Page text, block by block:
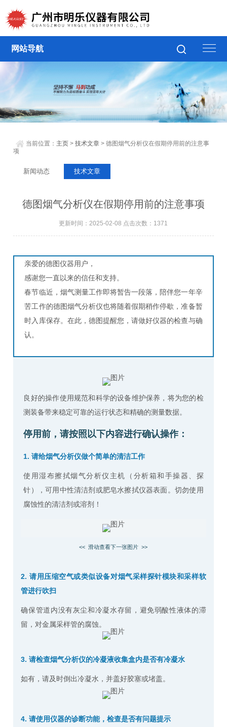
网站导航
当前位置： 主页 >技术文章 > 德图烟气分析仪在假期停用前的注意事
项
新闻动态 技术文章
德图烟气分析仪在假期停用前的注意事项
更新时间：2025-02-08 点击次数：1371
亲爱的德图仪器用户，
感谢您一直以来的信任和支持。
春节临近，烟气测量工作即将暂告一段落，陪伴您一年辛
苦工作的德图烟气分析仪也将随着假期稍作停歇，准备暂
时入库保存。在此，德图提醒您，请做好仪器的检查与确
认。
良好的操作使用规范和科学的设备维护保养，将为您的检
测装备带来稳定可靠的运行状态和精确的测量数据。
停用前，请按照以下内容进行确认操作：
1.请给烟气分析仪做个简单的清洁工作
使用湿布擦拭烟气分析仪主机（分析箱和手操器、探
针），可用中性清洁剂或肥皂水擦拭仪器表面。切勿使用
腐蚀性的清洁剂或溶剂！
<< 滑动查看下一张图片 >>
2. 请用压缩空气或类似设备对烟气采样探针模块和采样软
管进行吹扫
确保管道内没有灰尘和冷凝水存留，避免弱酸性液体的滞
留，对金属采样管的腐蚀。
3. 请检查烟气分析仪的冷凝液收集盒内是否有冷凝水
如有，请及时倒出冷凝水，并盖好胶塞或堵盖。
4.请使用仪器的诊断功能，检查是否有问题提示